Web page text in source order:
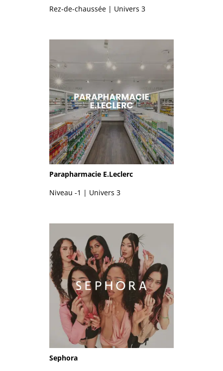
Rez-de-chaussée | Univers 3
Parapharmacie E.Leclerc
Niveau -1 | Univers 3
Sephora